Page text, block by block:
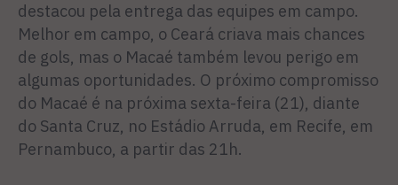
destacou pela entrega das equipes em campo.
Melhor em campo, o Ceará criava mais chances
de gols, mas o Macaé também levou perigo em
algumas oportunidades. O próximo compromisso
do Macaé é na próxima sexta-feira (21), diante
do Santa Cruz, no Estádio Arruda, em Recife, em
Pernambuco, a partir das 21h.